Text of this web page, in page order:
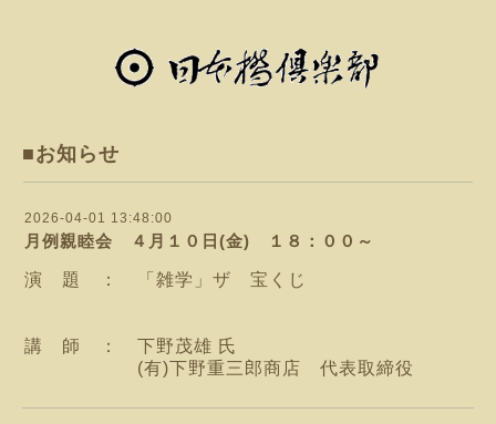
■お知らせ
2026-04-01 13:48:00
月例親睦会 ４月１０日(金) １８：００～
演 題 ： 「雑学」ザ 宝くじ
講 師 ： 下野茂雄 氏
(有)下野重三郎商店 代表取締役